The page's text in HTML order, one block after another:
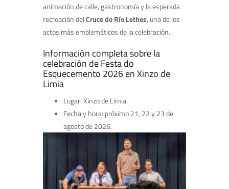
animación de calle, gastronomía y la esperada
recreación delCruce do Río Lethes, uno de los
actos más emblemáticos de la celebración.
Información completa sobre la
celebración de Festa do
Esquecemento 2026 en Xinzo de
Limia
Lugar: Xinzo de Limia.
Fecha y hora: próximo 21, 22 y 23 de
agosto de 2026.